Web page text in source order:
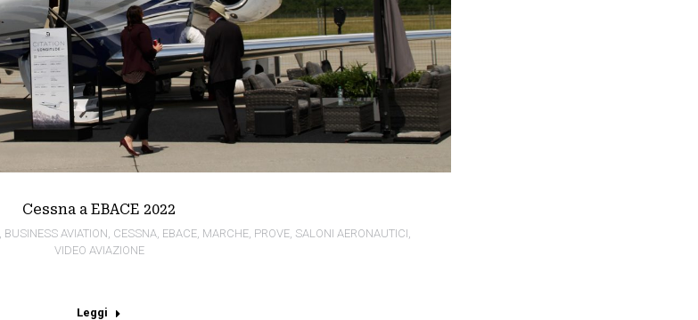
Cessna a EBACE 2022
BUSINESS AVIATION CESSNA EBACE MARCHE PROVE SALONI AERONAUTICI
VIDEO AVIAZIONE
Leggi